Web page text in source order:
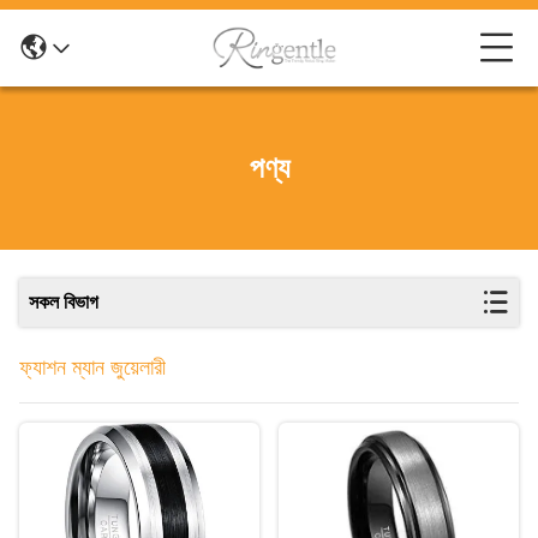
পণ্য
সকল বিভাগ
ফ্যাশন ম্যান জুয়েলারী